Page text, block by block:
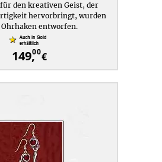
den kreativen Geist, der
hervorbringt, wurden
Ohrhaken entworfen.
149,00€